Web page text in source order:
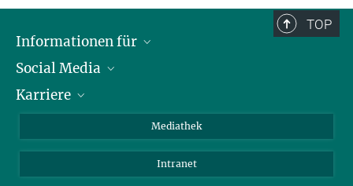
TOP
Informationen für
Journalisten
Schule
Social Media
LinkedIn
Karriere
Mediathek
Intranet